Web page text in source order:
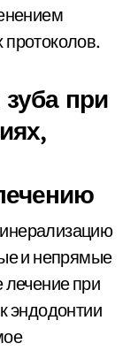
при
и непрямые
лечение при
эндодонтии